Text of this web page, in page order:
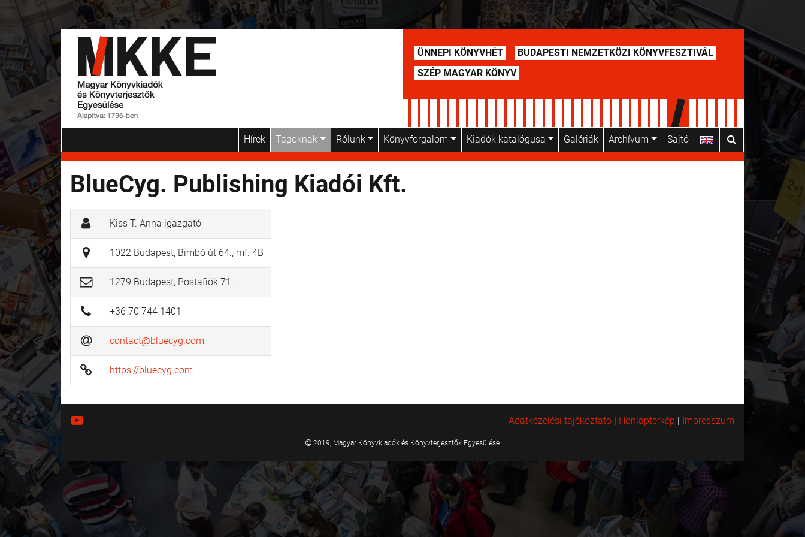
ÜNNEPI KÖNYVHÉT
BUDAPESTI NEMZETKÖZI KÖNYVFESZTIVÁL
SZÉP MAGYAR KÖNYV
Hírek Tagoknak Rólunk Könyvforgalom Kiadók katalógusa Galériák Archívum Sajtó
BlueCyg. Publishing Kiadói Kft.
Kiss T. Anna igazgató
1022 Budapest, Bimbó út 64., mf. 4B
1279 Budapest, Postafiók 71.
+36 70 744 1401
contact@bluecyg.com
https://bluecyg.com
Adatkezelési tájékoztató | Honlaptérkép | Impresszum
2019, Magyar Könyvkiadók és Könyvterjesztők Egyesülése